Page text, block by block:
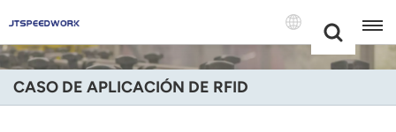
+86 -18681515767
English
CASO DE APLICACIÓN DE RFID